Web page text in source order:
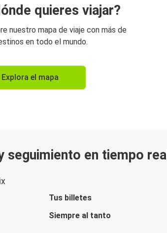
quieres viajar?
nuestro mapa de viaje con más de
en todo el mundo.
Explora el mapa
seguimiento en tiempo real
Tus billetes
Siempre al tanto